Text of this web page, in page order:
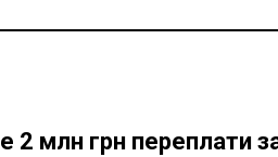
млн грн переплати